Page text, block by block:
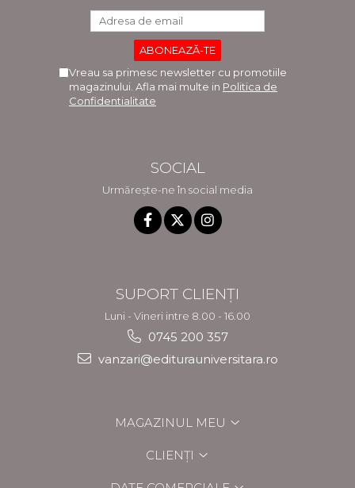
Vreau sa primesc newsletter cu promotiile
magazinului. Afla mai multe in Politica de
Confidentialitate
SOCIAL
Urmărește-ne în social media
SUPORT CLIENȚI
Luni - Vineri intre 8.00 - 16.00
0745 200 357
vanzari@editurauniversitara.ro
MAGAZINUL MEU
CLIENȚI